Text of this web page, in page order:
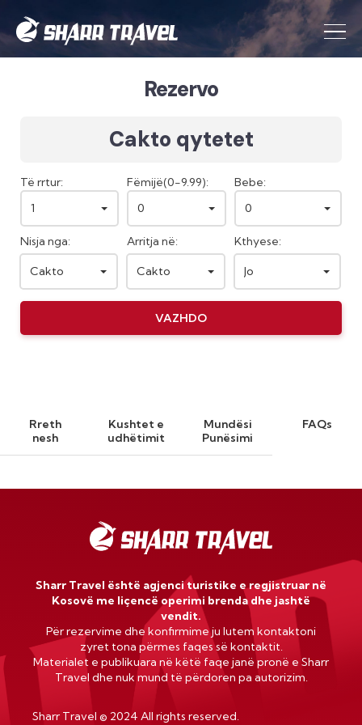
Rezervo
Cakto qytetet
Të rrtur: Fëmijë(0-9.99):
Bebe:
1
0 0
Nisja nga: Arritja në: Kthyese:
Cakto Cakto Jo
VAZHDO
Rreth
nesh
Kushtet e
udhëtimit
Mundësi
Punësimi
FAQs
Sharr Travel është agjenci turistike e regjistruar në
Kosovë me liçencë operimi brenda dhe jashtë
vendit.
Për rezervime dhe konfirmime ju lutem kontaktoni
zyret tona përmes faqes së kontaktit.
Materialet e publikuara në këtë faqe janë pronë e Sharr
Travel dhe nuk mund të përdoren pa autorizim.
Sharr Travel © 2024 All rights reserved.